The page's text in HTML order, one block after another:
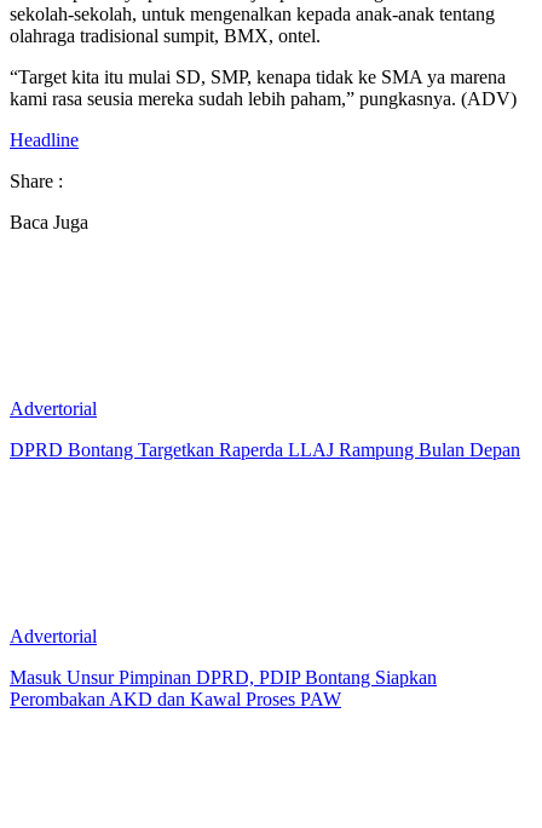
sekolah-sekolah, untuk mengenalkan kepada anak-anak tentang
olahraga tradisional sumpit, BMX, ontel.
“Target kita itu mulai SD, SMP, kenapa tidak ke SMA ya marena
kami rasa seusia mereka sudah lebih paham,” pungkasnya. (ADV)
Headline
Share :
Baca Juga
Advertorial
DPRD Bontang Targetkan Raperda LLAJ Rampung Bulan Depan
Advertorial
Masuk Unsur Pimpinan DPRD, PDIP Bontang Siapkan
Perombakan AKD dan Kawal Proses PAW